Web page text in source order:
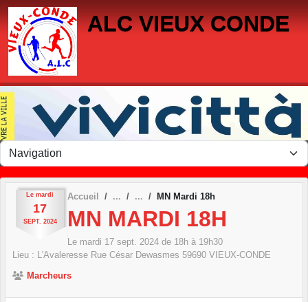
ALC VIEUX CONDE
Le mardi
17
SEPT. 2024
Accueil MN Mardi 18h
MN MARDI 18H
Le mardi 17 sept. 2024 de 18h à 19h30
Lieu : L'Avaleresse Rue César Dewasmes 59690 VIEUX-CONDE
Marcheurs
Panneau de gestion des cookies